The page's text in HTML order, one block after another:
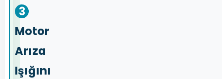
3
Motor
Arıza
Işığını